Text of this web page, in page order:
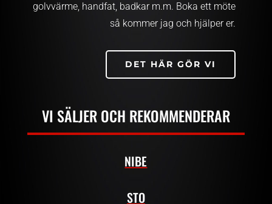
golvvärme, handfat, badkar m.m. Boka ett möte
så kommer jag och hjälper er.
DET HÄR GÖR VI
VI SÄLJER OCH REKOMMENDERAR
NIBE
STO